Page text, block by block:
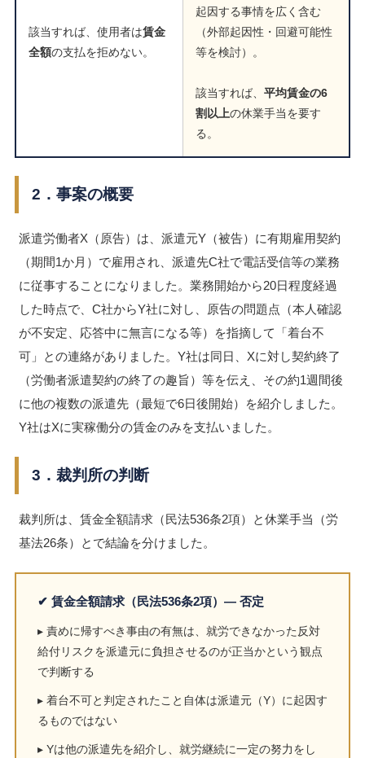
該当すれば、使用者は賃金
全額の支払を拒めない。
起因する事情を広く含む
（外部起因性・回避可能性
等を検討）。
該当すれば、 平均賃金の6
割以上の休業手当を要す
る。
2．事案の概要
派遣労働者X（原告）は、派遣元Y（被告）に有期雇用契約
（期間1か月）で雇用され、派遣先C社で電話受信等の業務
に従事することになりました。業務開始から20日程度経過
した時点で、C社からY社に対し、原告の問題点（本人確認
が不安定、応答中に無言になる等）を指摘して「着台不
可」との連絡がありました。Y社は同日、Xに対し契約終了
（労働者派遣契約の終了の趣旨）等を伝え、その約1週間後
に他の複数の派遣先（最短で6日後開始）を紹介しました。
Y社はXに実稼働分の賃金のみを支払いました。
3．裁判所の判断
裁判所は、賃金全額請求（民法536条2項）と休業手当（労
基法26条）とで結論を分けました。
✔ 賃金全額請求（民法536条2項）― 否定
▸ 責めに帰すべき事由の有無は、就労できなかった反対
給付リスクを派遣元に負担させるのが正当かという観点
で判断する
▸ 着台不可と判定されたこと自体は派遣元（Y）に起因す
るものではない
▸ Yは他の派遣先を紹介し、就労継続に一定の努力をし